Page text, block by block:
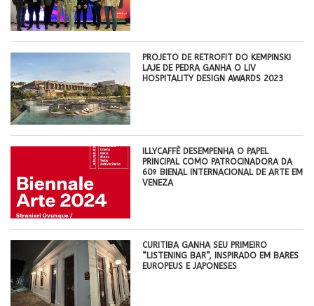
PROJETO DE RETROFIT DO KEMPINSKI
LAJE DE PEDRA GANHA O LIV
HOSPITALITY DESIGN AWARDS 2023
ILLYCAFFÈ DESEMPENHA O PAPEL
PRINCIPAL COMO PATROCINADORA DA
60ª BIENAL INTERNACIONAL DE ARTE EM
VENEZA
CURITIBA GANHA SEU PRIMEIRO
“LISTENING BAR”, INSPIRADO EM BARES
EUROPEUS E JAPONESES